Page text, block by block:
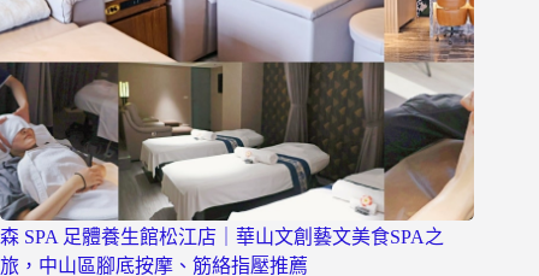
森 SPA 足體養生館松江店｜華山文創藝文美食SPA之
旅，中山區腳底按摩、筋絡指壓推薦